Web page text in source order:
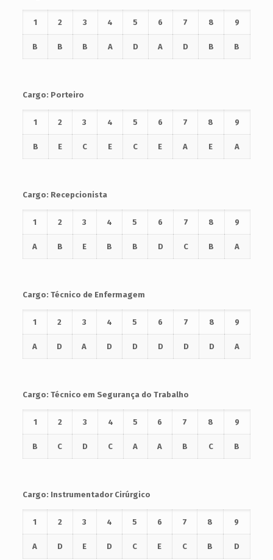
1 2 3 4 5 6 7 8 9
B B B A D A D B B
Cargo: Porteiro
1 2 3 4 5 6 7 8 9
B E C E C E A E A
Cargo: Recepcionista
1 2 3 4 5 6 7 8 9
A B E B B D C B A
Cargo: Técnico de Enfermagem
1 2 3 4 5 6 7 8 9
A D A D D D D D A
Cargo: Técnico em Segurança do Trabalho
1 2 3 4 5 6 7 8 9
B C D C A A B C B
Cargo: Instrumentador Cirúrgico
1 2 3 4 5 6 7 8 9
A D E D C E C B D